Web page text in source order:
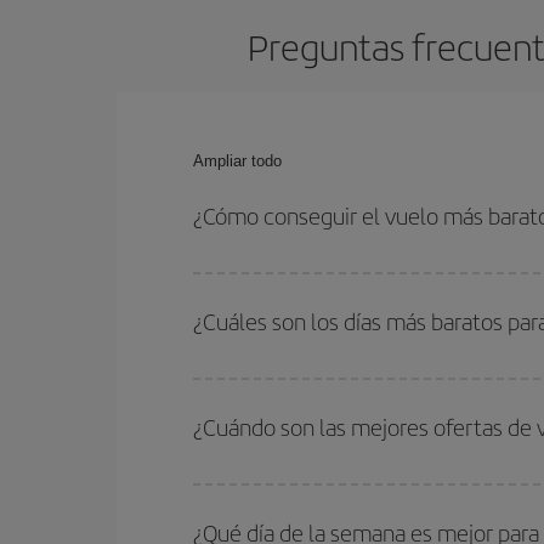
Preguntas
Ampliar todo
¿Cómo conseguir el vuelo más
fechas y horarios de ida y vuelta.
¿Cuáles son los días más baratos
quieres ir y en qué fechas habías pensado
para que puedas encontrar la mejor oferta.
¿Cuándo son las mejores ofertas
periodos de vacaciones escolares son
¿Qué día de la semana es mejor